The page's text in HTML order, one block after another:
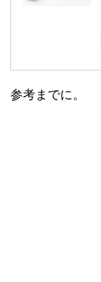
参考までに。